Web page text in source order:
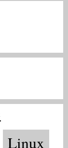
Linux